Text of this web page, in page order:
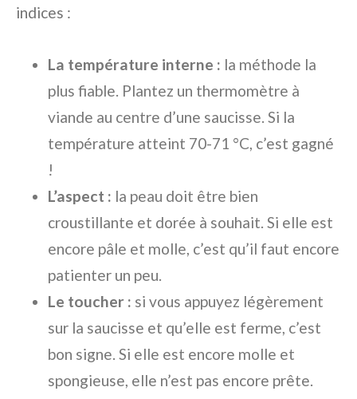
indices :
La température interne : la méthode la
plus fiable. Plantez un thermomètre à
viande au centre d’une saucisse. Si la
température atteint 70-71 °C, c’est gagné
!
L’aspect : la peau doit être bien
croustillante et dorée à souhait. Si elle est
encore pâle et molle, c’est qu’il faut encore
patienter un peu.
Le toucher : si vous appuyez légèrement
sur la saucisse et qu’elle est ferme, c’est
bon signe. Si elle est encore molle et
spongieuse, elle n’est pas encore prête.